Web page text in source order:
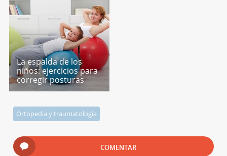
La espalda de los
niños: ejercicios para
corregir posturas
Ortopedia y traumatología
COMENTAR